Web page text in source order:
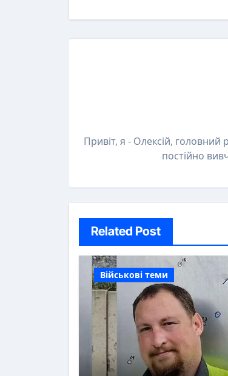
Привіт, я - Олексій,
постійно
Related Post
Військові теми